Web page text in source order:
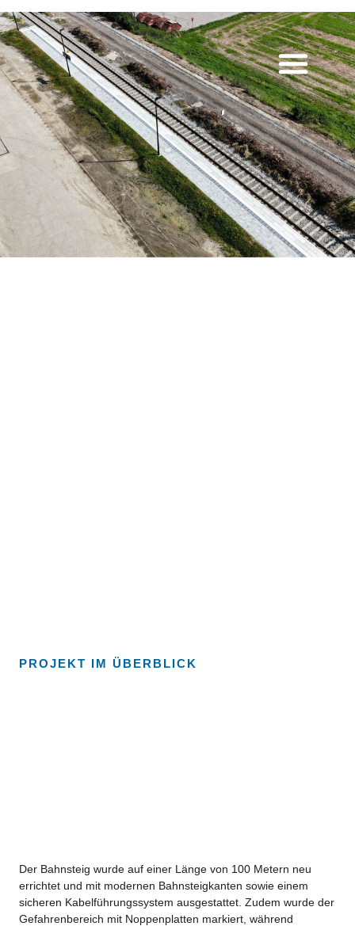
PROJEKT IM ÜBERBLICK
Der Bahnsteig wurde auf einer Länge von 100 Metern neu
errichtet und mit modernen Bahnsteigkanten sowie einem
sicheren Kabelführungssystem ausgestattet. Zudem wurde der
Gefahrenbereich mit Noppenplatten markiert, während